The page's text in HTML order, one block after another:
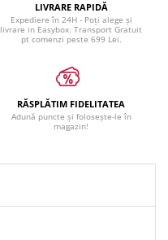
LIVRARE RAPIDĂ
Expediere în 24H - Poți alege și
livrare in Easybox. Transport Gratuit
pt comenzi peste 699 Lei.
RĂSPLĂTIM FIDELITATEA
Adună puncte și folosește-le în
magazin!